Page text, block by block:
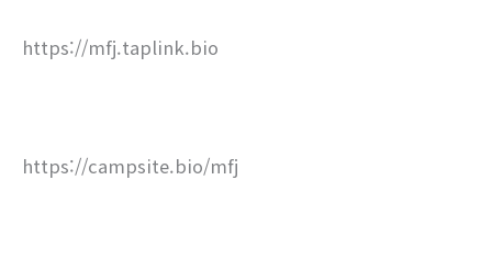
https://mfj.taplink.bio
https://campsite.bio/mfj